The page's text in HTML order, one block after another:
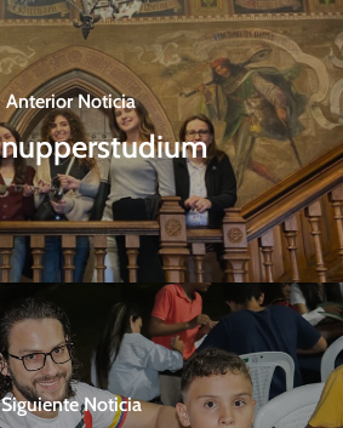
Anterior Noticia
Siguiente Noticia